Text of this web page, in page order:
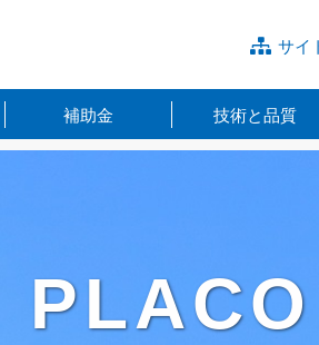
サイ
補助金 技術と品質
PLACO